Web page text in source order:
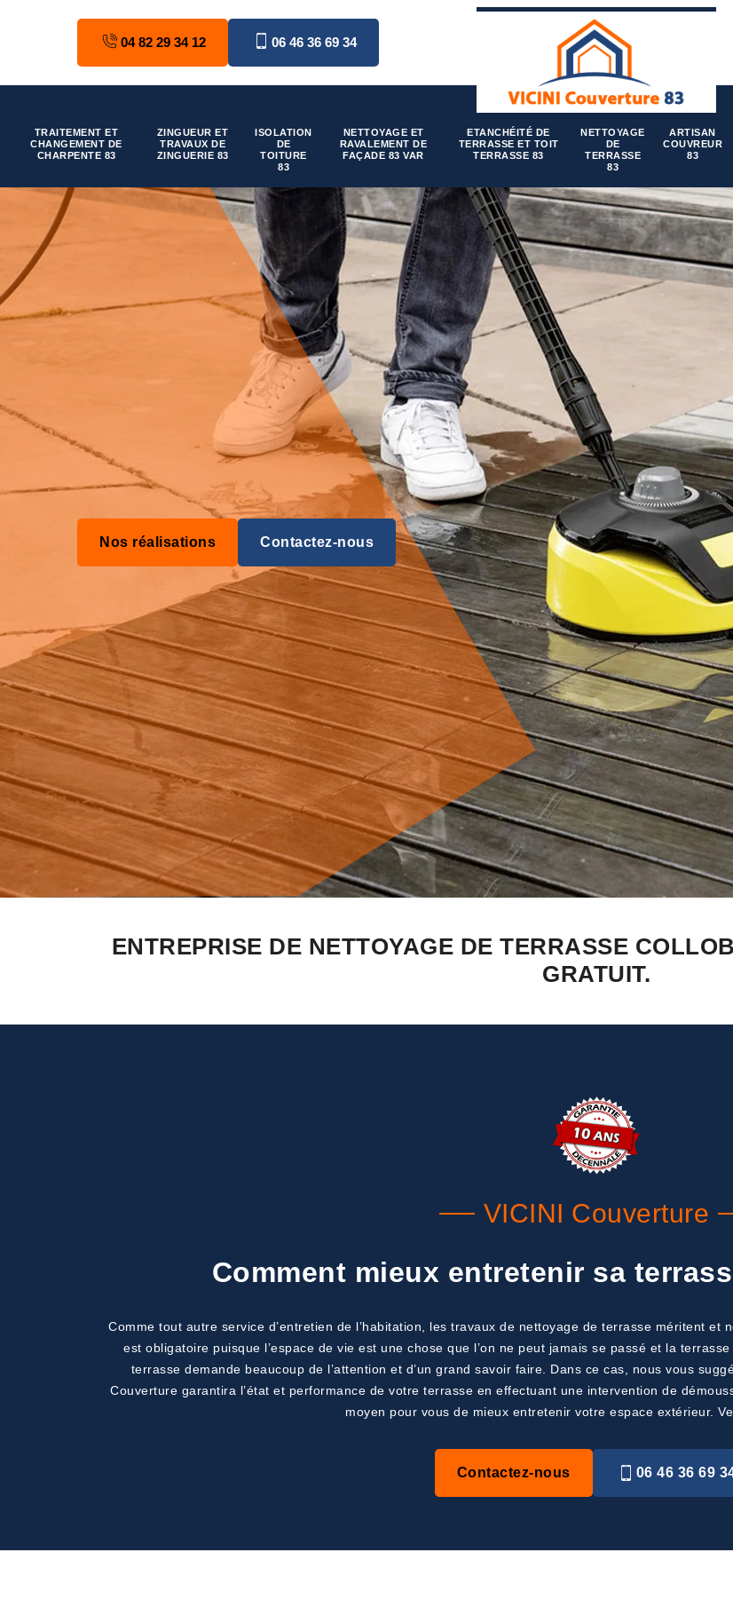
04 82 29 34 12 06 46 36 69 34
TRAITEMENT ET
CHANGEMENT DE
CHARPENTE 83
ZINGUEUR ET
TRAVAUX DE
ZINGUERIE 83
ISOLATION
DE
TOITURE
83
NETTOYAGE ET
RAVALEMENT DE
FAÇADE 83 VAR
ETANCHÉITÉ DE
TERRASSE ET TOIT
TERRASSE 83
NETTOYAGE
DE
TERRASSE
83
ARTISAN
COUVREUR
83
Nos réalisations Contactez-nous
ENTREPRISE DE NETTOYAGE DE TERRASSE
GRATUIT.
VICINI Couverture
Comment mieux entretenir sa
Comme tout autre service d’entretien de l’habitation, les travaux de nettoyage de terrasse méritent et
est obligatoire puisque l’espace de vie est une chose que l’on ne peut jamais se passé et la
terrasse demande beaucoup de l’attention et d’un grand savoir faire. Dans ce cas, nous vous
Couverture garantira l’état et performance de votre terrasse en effectuant une intervention de
moyen pour vous de mieux entretenir votre espace extérieur.
Contactez-nous 06 46 36 69